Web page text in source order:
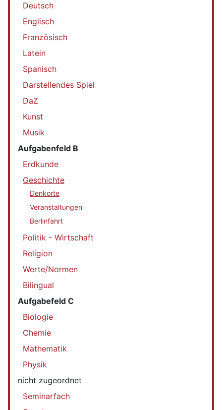
Deutsch
Englisch
Französisch
Latein
Spanisch
Darstellendes Spiel
DaZ
Kunst
Musik
Aufgabenfeld B
Erdkunde
Geschichte
Denkorte
Veranstaltungen
Berlinfahrt
Politik - Wirtschaft
Religion
Werte/Normen
Bilingual
Aufgabefeld C
Biologie
Chemie
Mathematik
Physik
nicht zugeordnet
Seminarfach